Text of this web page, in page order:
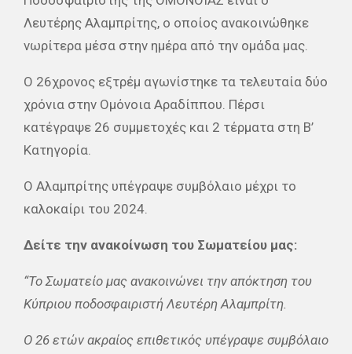
Λευτέρης Αλαμπρίτης, ο οποίος ανακοινώθηκε
νωρίτερα μέσα στην ημέρα από την ομάδα μας.
Ο 26χρονος εξτρέμ αγωνίστηκε τα τελευταία δύο
χρόνια στην Ομόνοια Αραδίππου. Πέρσι
κατέγραψε 26 συμμετοχές και 2 τέρματα στη Β’
Κατηγορία.
Ο Αλαμπρίτης υπέγραψε συμβόλαιο μέχρι το
καλοκαίρι του 2024.
Δείτε την ανακοίνωση του Σωματείου μας:
“Το Σωματείο μας ανακοινώνει την απόκτηση του
Κύπριου ποδοσφαιριστή Λευτέρη Αλαμπρίτη.
Ο 26 ετών ακραίος επιθετικός υπέγραψε συμβόλαιο